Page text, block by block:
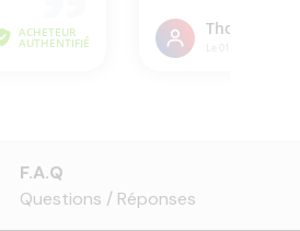
F.A.Q
Questions / Réponses